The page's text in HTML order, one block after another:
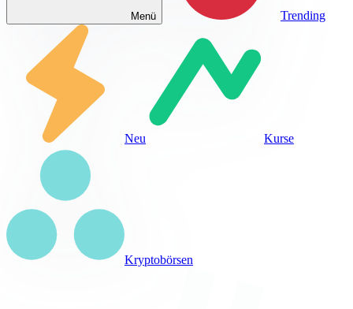
Menü Trending
Neu Kurse
Kryptobörsen